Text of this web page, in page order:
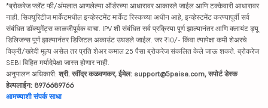
*ब्रोकरेज फ्लॅट फी/अंमलात आणलेल्या ऑर्डरच्या आधारावर आकारले जाईल आणि टक्केवारी आधारावर
नाही. सिक्युरिटीज मार्केटमधील इन्व्हेस्टमेंट मार्केट रिस्कच्या अधीन आहे, इन्व्हेस्टमेंट करण्यापूर्वी सर्व
संबंधित डॉक्युमेंट्स काळजीपूर्वक वाचा. IPV शी संबंधित सर्व प्रक्रिया पूर्ण झाल्यानंतर आणि क्लायंट ड्यू
डिलिजन्स पूर्ण झाल्यानंतर डिजिटल अकाउंट उघडले जाईल. जर ₹10/- किंवा त्यापेक्षा कमी शेअरचे
विक्री/खरेदी मूल्य असेल तर प्रति शेअर कमाल 25 पैसा ब्रोकरेज संकलित केले जाऊ शकते. ब्रोकरेज
SEBI विहित मर्यादेपेक्षा जास्त होणार नाही.
अनुपालन अधिकारी: श्री. रवींद्र कळवणकर, ईमेल: support@5paisa.com, सपोर्ट डेस्क
हेल्पलाईन: 8976689766
आमच्याशी संपर्क साधा